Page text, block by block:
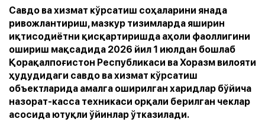
Савдо ва хизмат кўрсатиш соҳаларини янада
ривожлантириш, мазкур тизимларда яширин
иқтисодиётни қисқартиришда аҳоли фаоллигини
ошириш мақсадида 2026 йил 1 июлдан бошлаб
Қорақалпоғистон Республикаси ва Хоразм вилояти
ҳудудидаги савдо ва хизмат кўрсатиш
объектларида амалга оширилган харидлар бўйича
назорат-касса техникаси орқали берилган чеклар
асосида ютуқли ўйинлар ўтказилади.